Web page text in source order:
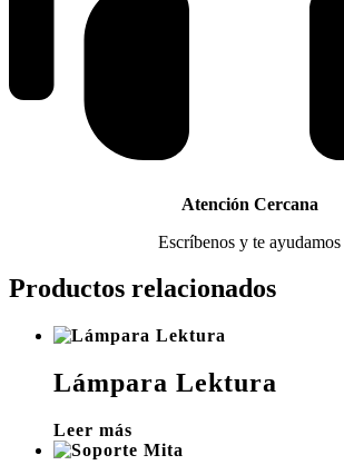
Atención Cercana
Escríbenos y te ayudamos
Productos relacionados
Lámpara Lektura
Leer más